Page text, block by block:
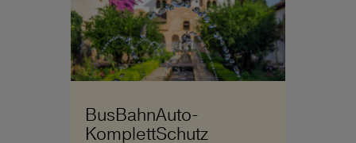
BusBahnAuto-
KomplettSchutz